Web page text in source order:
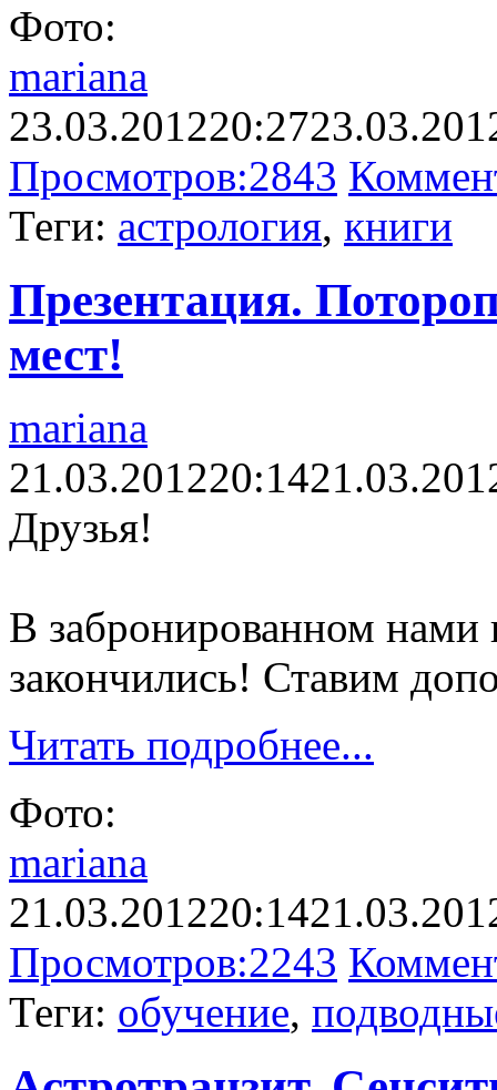
Фото:
mariana
23.03.201220:27
Просмотров:2843
Теги: астрология, книги
Презентация.
мест!
mariana
21.03.201220:14
Друзья!
В забронированном нами
закончились! Ставим
Читать подробнее...
Фото:
mariana
21.03.201220:14
Просмотров:2243
Теги: обучение,